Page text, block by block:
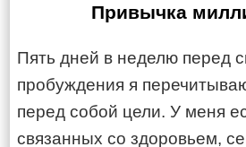
Привычка
Пять дней в неделю перед
пробуждения я
перед собой цели. У меня
связанных со здоровьем,